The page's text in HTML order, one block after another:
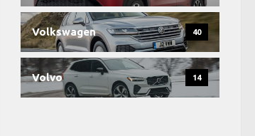
Volkswagen 40
Volvo 14